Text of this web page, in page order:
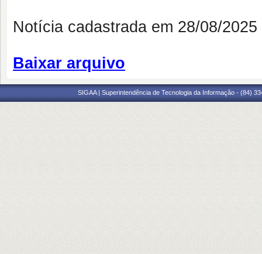
Notícia cadastrada em 28/08/
Baixar arquivo
SIGAA | Superintendência de Tecnologia da Informação - (84)